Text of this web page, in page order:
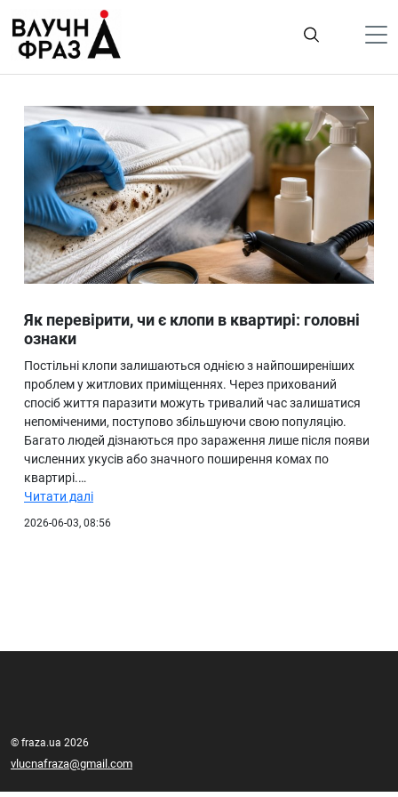
содержимому
Гроші
Життя
Лайфстайл
ТехноНаука
Людина
Ukraine
Про нас
Як перевірити, чи є клопи в квартирі: головні
ознаки
Постільні клопи залишаються однією з найпоширеніших
проблем у житлових приміщеннях. Через прихований
спосіб життя паразити можуть тривалий час залишатися
непоміченими, поступово збільшуючи свою популяцію.
Багато людей дізнаються про зараження лише після появи
численних укусів або значного поширення комах по
квартирі.…
Читати далі
2026-06-03, 08:56
© fraza.ua 2026
vlucnafraza@gmail.com